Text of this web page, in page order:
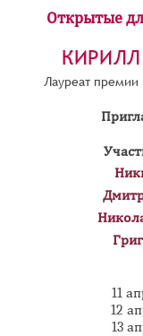
Открытые
Лауреат премии
11
12
13